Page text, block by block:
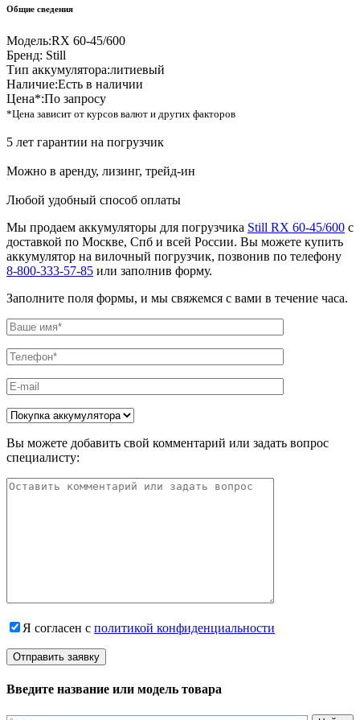
Общие сведения
Модель:RX 60-45/600
Бренд: Still
Тип аккумулятора:литиевый
Наличие:Есть в наличии
Цена*:По запросу
*Цена зависит от курсов валют и других факторов
5 лет гарантии на погрузчик
Можно в аренду, лизинг, трейд-ин
Любой удобный способ оплаты
Мы продаем аккумуляторы для погрузчика Still RX 60-45/600 с
доставкой по Москве, Спб и всей России. Вы можете купить
аккумулятор на вилочный погрузчик, позвонив по телефону
8-800-333-57-85 или заполнив форму.
Заполните поля формы, и мы свяжемся с вами в течение часа.
Вы можете добавить свой комментарий или задать вопрос
специалисту:
Я согласен с политикой конфиденциальности
Введите название или модель товара